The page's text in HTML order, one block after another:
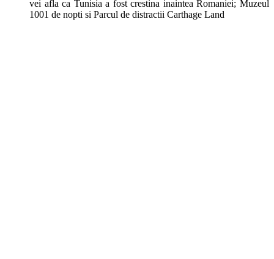
vei afla ca Tunisia a fost crestina inaintea Romaniei; Muzeul
1001 de nopti si Parcul de distractii Carthage Land